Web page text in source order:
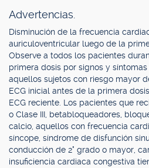
Advertencias.
Disminución de la frecuencia
auriculoventricular luego de la
Observe a todos los pacientes
primera dosis por signos y
aquellos sujetos con riesgo mayor
ECG inicial antes de la primera
ECG reciente. Los pacientes que
o Clase III, betabloqueadores,
calcio, aquellos con frecuencia
síncope, síndrome de disfunción
conducción de 2° grado o mayor,
insuficiencia cardiaca congestiva